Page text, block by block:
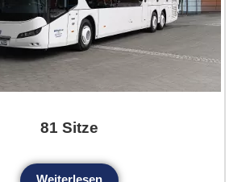
81 Sitze
Weiterlesen